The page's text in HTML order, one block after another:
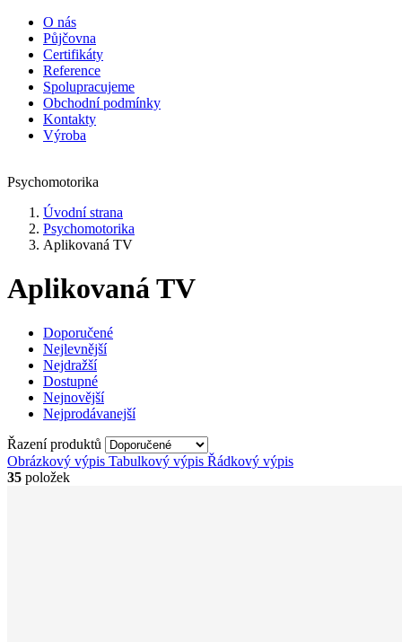
O nás
Půjčovna
Certifikáty
Reference
Spolupracujeme
Obchodní podmínky
Kontakty
Výroba
Psychomotorika
Úvodní strana
Psychomotorika
Aplikovaná TV
Aplikovaná TV
Doporučené
Nejlevnější
Nejdražší
Dostupné
Nejnovější
Nejprodávanejší
Řazení produktů
Obrázkový výpis Tabulkový výpis Řádkový výpis
35 položek